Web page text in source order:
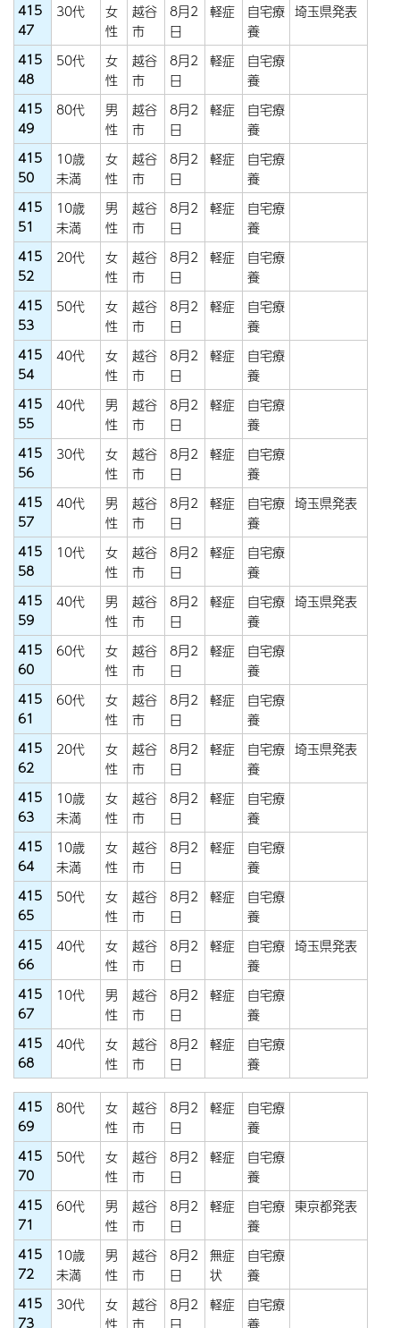
415
47
30代
女
性
越谷
市
8月2
日
軽症
自宅療
養
埼玉県発表
415
48
50代
女
性
越谷
市
8月2
日
軽症
自宅療
養
415
49
80代
男
性
越谷
市
8月2
日
軽症
自宅療
養
415
50
10歳
未満
女
性
越谷
市
8月2
日
軽症
自宅療
養
415
51
10歳
未満
男
性
越谷
市
8月2
日
軽症
自宅療
養
415
52
20代
女
性
越谷
市
8月2
日
軽症
自宅療
養
415
53
50代
女
性
越谷
市
8月2
日
軽症
自宅療
養
415
54
40代
女
性
越谷
市
8月2
日
軽症
自宅療
養
415
55
40代
男
性
越谷
市
8月2
日
軽症
自宅療
養
415
56
30代
女
性
越谷
市
8月2
日
軽症
自宅療
養
415
57
40代
男
性
越谷
市
8月2
日
軽症
自宅療
養
埼玉県発表
415
58
10代
女
性
越谷
市
8月2
日
軽症
自宅療
養
415
59
40代
男
性
越谷
市
8月2
日
軽症
自宅療
養
埼玉県発表
415
60
60代
女
性
越谷
市
8月2
日
軽症
自宅療
養
415
61
60代
女
性
越谷
市
8月2
日
軽症
自宅療
養
415
62
20代
女
性
越谷
市
8月2
日
軽症
自宅療
養
埼玉県発表
415
63
10歳
未満
女
性
越谷
市
8月2
日
軽症
自宅療
養
415
64
10歳
未満
女
性
越谷
市
8月2
日
軽症
自宅療
養
415
65
50代
女
性
越谷
市
8月2
日
軽症
自宅療
養
415
66
40代
女
性
越谷
市
8月2
日
軽症
自宅療
養
埼玉県発表
415
67
10代
男
性
越谷
市
8月2
日
軽症
自宅療
養
415
68
40代
女
性
越谷
市
8月2
日
軽症
自宅療
養
415
69
80代
女
性
越谷
市
8月2
日
軽症
自宅療
養
415
70
50代
女
性
越谷
市
8月2
日
軽症
自宅療
養
415
71
60代
男
性
越谷
市
8月2
日
軽症
自宅療
養
東京都発表
415
72
10歳
未満
男
性
越谷
市
8月2
日
無症
状
自宅療
養
415
73
30代
女
性
越谷
市
8月2
日
軽症
自宅療
養